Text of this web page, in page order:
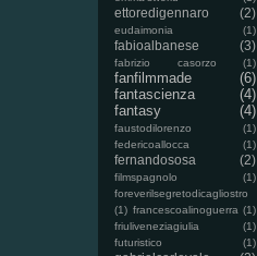
ettoredigennaro (2)
eudaimonia (1)
fabioalbanese (3)
fabrizio casorzo (1)
fanfilmmade
(6)
fantascienza
(4)
fantasy
(4)
faustodilorenzo
(1)
federicoallocca
(1)
fernandososa (2)
filmspagnolo
(1)
foreverilsegretodicagliostro
(1) francescoalinoguerra (1)
friuliveneziagiulia
(1)
futuristico
(1)